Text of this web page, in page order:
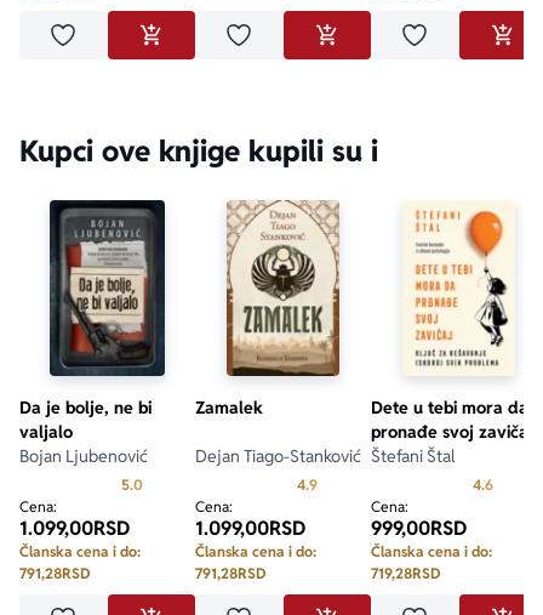
Dodaj u omiljeneDODAJ U KORPUDodaj u omiljeneDODAJ U KORPU
Dodaj u
Kupci ove knjige kupili su i
Da je bolje, ne bi
valjalo
Bojan Ljubenović
5.0 Prosecna ocena je 5.0 od 5
Cena:
1.099,00RSD
Članska cena i do:
791,28RSD
Zamalek
Dejan Tiago-Stanković
4.9Prosecna ocena je 4.9 od 5
Cena:
1.099,00RSD
Članska cena i do:
791,28RSD
Dete u tebi mora da
pronađe svoj zavičaj
Štefani Štal
4.6
Cena:
999,00RSD
Članska cena i do:
719,28RSD